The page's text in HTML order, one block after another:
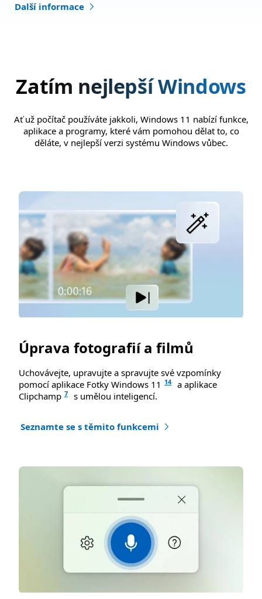
Další informace
Zatím nejlepší Windows
Ať už počítač používáte jakkoli, Windows 11 nabízí funkce,
aplikace a programy, které vám pomohou dělat to, co
děláte, v nejlepší verzi systému Windows vůbec.
Úprava fotografií a filmů
Uchovávejte, upravujte a spravujte své vzpomínky
pomocí aplikace Fotky Windows 11 14
a aplikace
Clipchamp 7 s umělou inteligencí.
Seznamte se s těmito funkcemi